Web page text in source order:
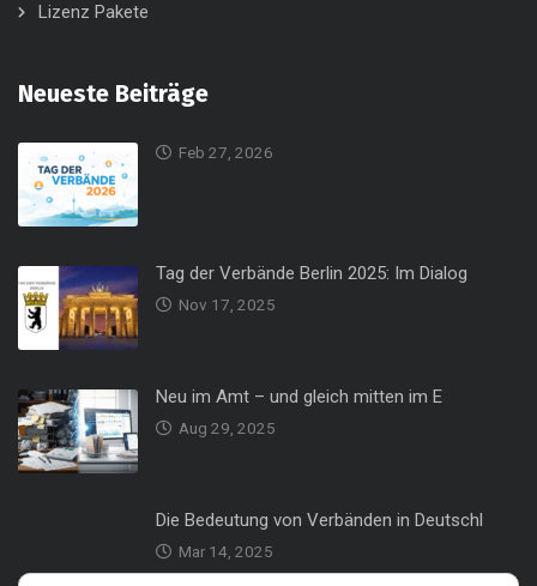
Lizenz Pakete
Neueste Beiträge
Feb 27, 2026
Tag der Verbände Berlin 2025: Im Dialog
Nov 17, 2025
Neu im Amt – und gleich mitten im E
Aug 29, 2025
Die Bedeutung von Verbänden in Deutschl
Mar 14, 2025